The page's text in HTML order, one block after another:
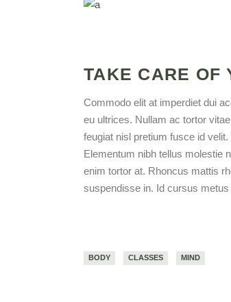
TAKE CARE OF
Commodo elit at imperdiet dui
eu ultrices. Nullam ac tortor
feugiat nisl pretium fusce id
Elementum nibh tellus molestie
enim tortor at. Rhoncus mattis
suspendisse in. Id cursus
BODY CLASSES MIND